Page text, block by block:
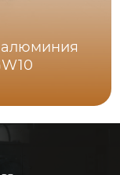
алюминия